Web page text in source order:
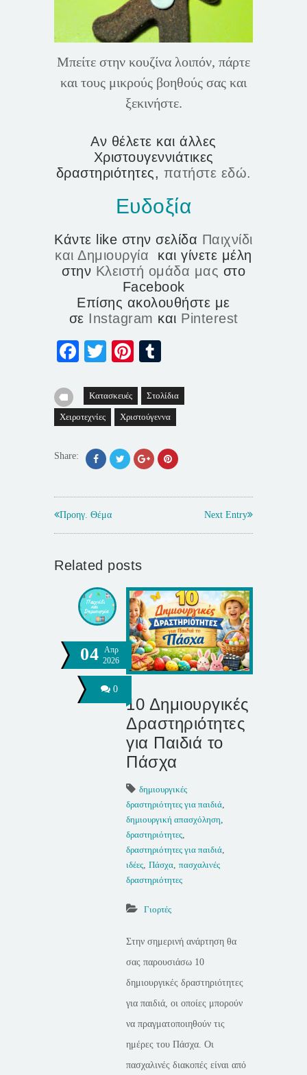
Μπείτε στην κουζίνα λοιπόν, πάρτε
και τους μικρούς βοηθούς σας και
ξεκινήστε.
Αν θέλετε και άλλες
Χριστουγεννιάτικες
δραστηριότητες, πατήστε εδώ.
Ευδοξία
Κάντε like στην σελίδα Παιχνίδι
και Δημιουργία και γίνετε μέλη
στην Κλειστή ομάδα μας στο
Facebook
Επίσης ακολουθήστε με
σε Instagram και Pinterest
Facebook
TwitterPinterest
Κατασκευές Στολίδια
Χειροτεχνίες Χριστούγεννα
Share:
Προηγ. Θέμα Next Entry
Related posts
04 Απρ
2026
0
10 Δημιουργικές
Δραστηριότητες
για Παιδιά το
Πάσχα
δημιουργικές
δραστηριότητες για παιδιά,
δημιουργική απασχόληση,
δραστηριότητες,
δραστηριότητες για παιδιά,
ιδέες, Πάσχα, πασχαλινές
δραστηριότητες
Γιορτές
Στην σημερινή ανάρτηση θα
σας παρουσιάσω 10
δημιουργικές δραστηριότητες
για παιδιά, οι οποίες μπορούν
να πραγματοποιηθούν τις
ημέρες του Πάσχα. Οι
πασχαλινές διακοπές είναι από